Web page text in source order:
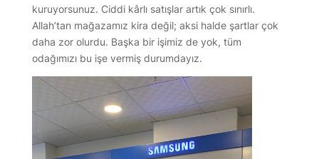
kuruyorsunuz. Ciddi kârlı satışlar artık çok sınırlı.
Allah’tan mağazamız kira değil; aksi halde şartlar çok
daha zor olurdu. Başka bir işimiz de yok, tüm
odağımızı bu işe vermiş durumdayız.